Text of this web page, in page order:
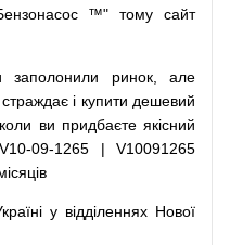
™" тому
сайт
заполонили ринок,
але
страждає і купити дешевий
коли ви придбаєте якісний
09-1265 | V10091265
у відділеннях Нової